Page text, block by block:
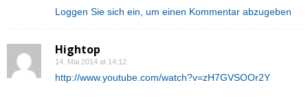
Loggen Sie sich ein, um einen Kommentar abzugeben
Hightop
14. Mai 2014 at 14:12
http://www.youtube.com/watch?v=zH7GVSOOr2Y